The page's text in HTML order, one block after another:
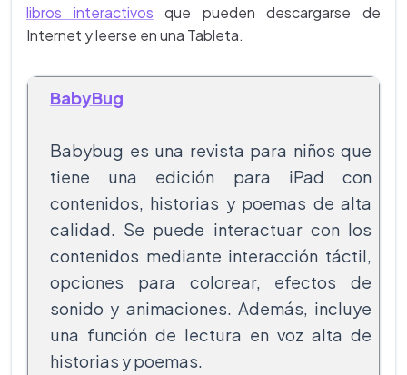
libros interactivos que pueden descargarse de
Internet y leerse en una Tableta.
BabyBug
Babybug es una revista para niños que
tiene una edición para iPad con
contenidos, historias y poemas de alta
calidad. Se puede interactuar con los
contenidos mediante interacción táctil,
opciones para colorear, efectos de
sonido y animaciones. Además, incluye
una función de lectura en voz alta de
historias y poemas.